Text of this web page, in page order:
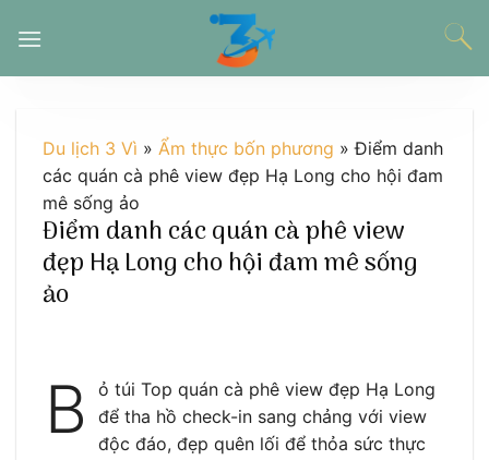
đến
Du lịch 3 Vì » Ẩm thực bốn phương »Điểm danh
các quán cà phê view đẹp Hạ Long cho hội đam
mê sống ảo
Điểm danh các quán cà phê view
đẹp Hạ Long cho hội đam mê sống
ảo
B
ỏ túi Top quán cà phê view đẹp Hạ Long
để tha hồ check-in sang chảng với view
độc đáo, đẹp quên lối để thỏa sức thực